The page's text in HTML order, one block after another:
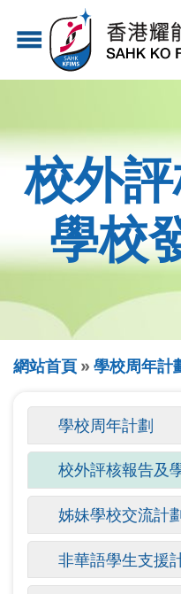
內
menu
校外
學校
導
航
連
網站首頁 學校周年計
要
索
標
籤
學校周年計劃
校外評核報告及
姊妹學校交流計
非華語學生支援